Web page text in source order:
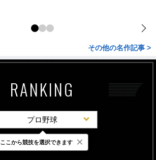
その他の名作記事 >
RANKING
プロ野球
最新 24時間 週間
ここから競技を選択できます ×